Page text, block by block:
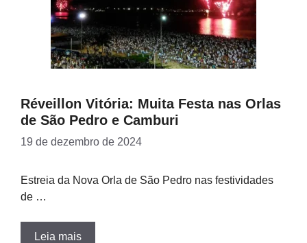
Réveillon Vitória: Muita Festa nas Orlas
de São Pedro e Camburi
19 de dezembro de 2024
Estreia da Nova Orla de São Pedro nas festividades
de …
Leia mais